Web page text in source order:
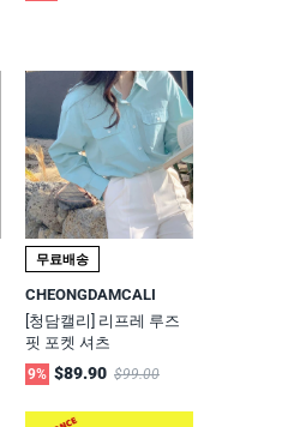
무료배송
CHEONGDAMCALI
[청담캘리] 리프레 루즈
핏 포켓 셔츠
9% $89.90 $99.00